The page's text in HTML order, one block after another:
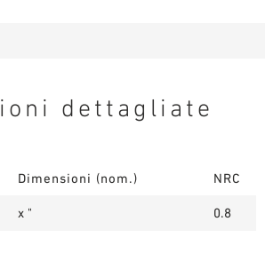
dettagliate
Dimensioni (nom.) NRC
x " 0.8